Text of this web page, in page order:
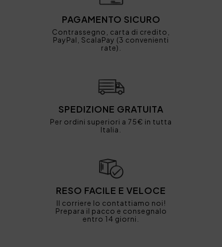
PAGAMENTO SICURO
Contrassegno, carta di credito,
PayPal, ScalaPay (3 convenienti
rate).
SPEDIZIONE GRATUITA
Per ordini superiori a 75€ in tutta
Italia.
RESO FACILE E VELOCE
Il corriere lo contattiamo noi!
Prepara il pacco e consegnalo
entro 14 giorni.